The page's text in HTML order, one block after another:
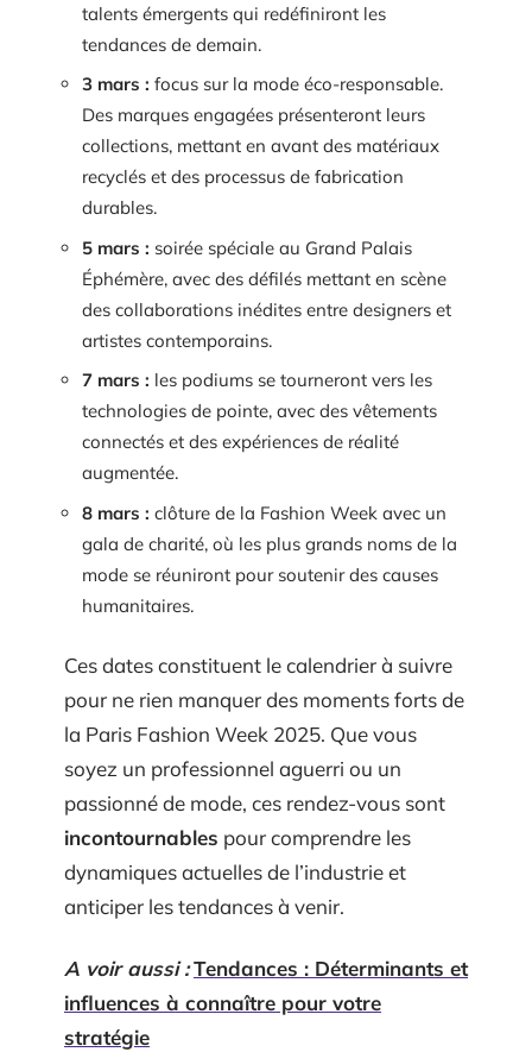
talents émergents qui redéfiniront les
tendances de demain.
3 mars : focus sur la mode éco-responsable.
Des marques engagées présenteront leurs
collections, mettant en avant des matériaux
recyclés et des processus de fabrication
durables.
5 mars : soirée spéciale au Grand Palais
Éphémère, avec des défilés mettant en scène
des collaborations inédites entre designers et
artistes contemporains.
7 mars : les podiums se tourneront vers les
technologies de pointe, avec des vêtements
connectés et des expériences de réalité
augmentée.
8 mars : clôture de la Fashion Week avec un
gala de charité, où les plus grands noms de la
mode se réuniront pour soutenir des causes
humanitaires.
Ces dates constituent le calendrier à suivre
pour ne rien manquer des moments forts de
la Paris Fashion Week 2025. Que vous
soyez un professionnel aguerri ou un
passionné de mode, ces rendez-vous sont
incontournables pour comprendre les
dynamiques actuelles de l’industrie et
anticiper les tendances à venir.
A voir aussi :Tendances : Déterminants et
influences à connaître pour votre
stratégie